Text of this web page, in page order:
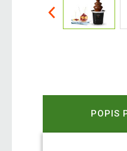
POPIS